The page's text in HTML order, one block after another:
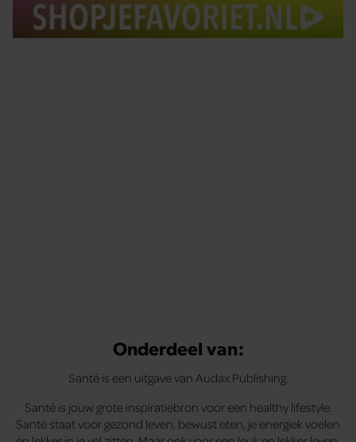
Onderdeel van:
Santé is een uitgave van Audax Publishing.
Santé is jouw grote inspiratiebron voor een healthy lifestyle.
Santé staat voor gezond leven, bewust eten, je energiek voelen